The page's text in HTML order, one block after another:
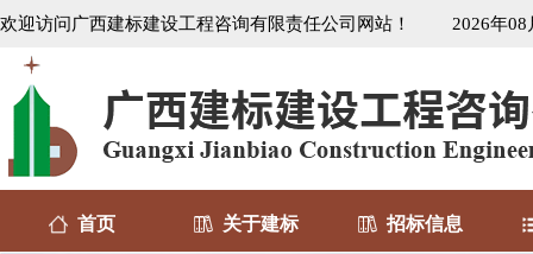
欢迎访问广西建标建设工程咨询有限责任公司网站！ 2026年
首页 关于建标 招标信息